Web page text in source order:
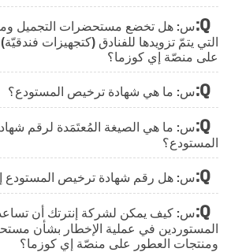
س: هل تخضع مستحضرات التجميل
التي يتمّ تزويدها للفنادق (كتجهيزات فندقيّة)
على منصّة إي كوزما؟
س: ما هي شهادة ترخيص المستودع؟
س: ما هي الصيغة المُعتَمَدة لرقم
المستودع؟
س: هل رقم شهادة ترخيص المستودع
س: كيف يمكن لشركة إنترتك أن
المستوردين في عملية الإخطار بشأن
ومنتجات العطور على منصّة إي كوزما؟